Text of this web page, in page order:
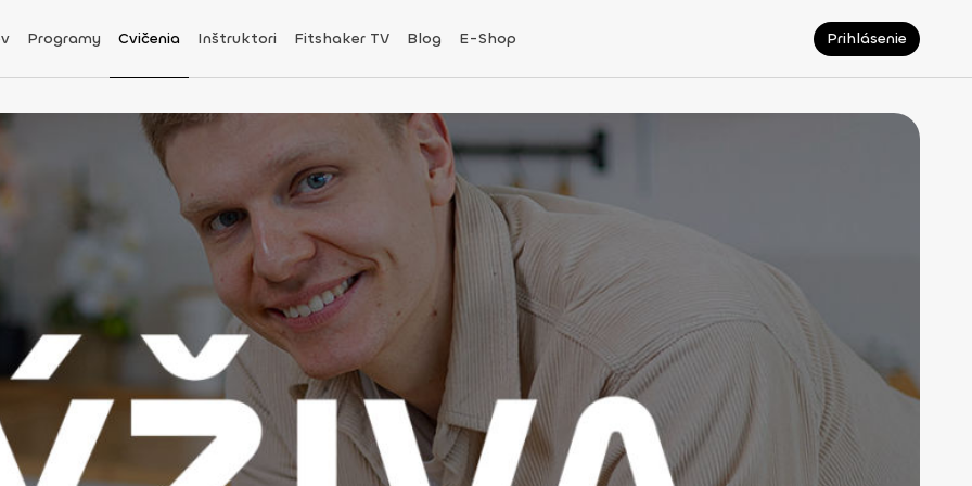
Programy Cvičenia Inštruktori Fitshaker TV Blog E-Shop Prihlásenie